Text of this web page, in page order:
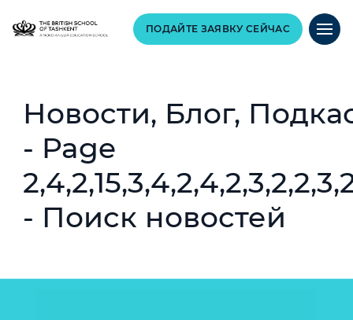
ПОДАЙТЕ ЗАЯВКУ СЕЙЧАС
Новости, Блог,
- Page
- Поиск новостей